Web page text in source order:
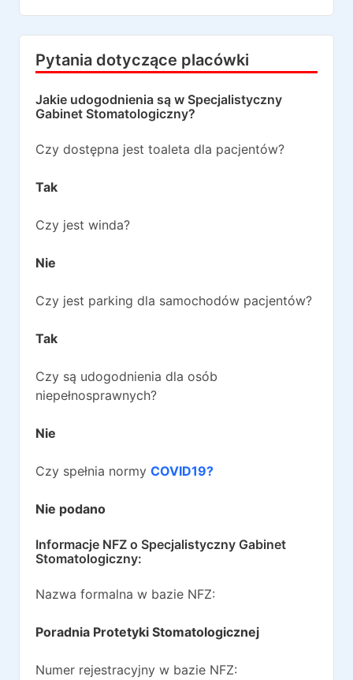
Pytania dotyczące placówki
Jakie udogodnienia są w Specjalistyczny
Gabinet Stomatologiczny?
Czy dostępna jest toaleta dla pacjentów?
Tak
Czy jest winda?
Nie
Czy jest parking dla samochodów pacjentów?
Tak
Czy są udogodnienia dla osób
niepełnosprawnych?
Nie
Czy spełnia normy COVID19?
Nie podano
Informacje NFZ o Specjalistyczny Gabinet
Stomatologiczny:
Nazwa formalna w bazie NFZ:
Poradnia Protetyki Stomatologicznej
Numer rejestracyjny w bazie NFZ: